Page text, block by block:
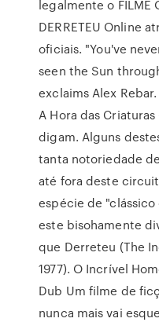
legalmente o FILME
DERRETEU Online
oficiais. "You've
seen the Sun
exclaims Alex
A Hora das
digam. Alguns
tanta notoriedade
até fora deste
espécie de
este bisohamente
que Derreteu (The
1977). O Incrível
Dub Um filme de
nunca mais vai